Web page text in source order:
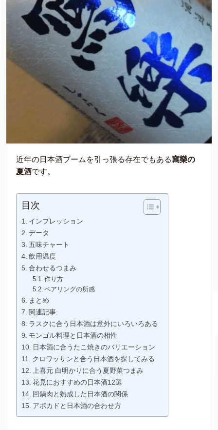
近年の日本酒ブームを引っ張る存在でもある寫樂の
夏酒です。
目次
インプレッション
データ
五味チャート
飲用温度
合わせるつまみ
作り方
ペアリングの所感
まとめ
関連記事:
ラスクに合う日本酒は意外にいろいろある
モンゴル料理と日本酒の相性
日本酒に合うたこ焼きのバリエーション
クロワッサンと合う日本酒を探してみる
上喜元 白明かりに合う夏野菜つまみ
花見におすすめの日本酒12選
回鍋肉と熟成した日本酒の関係
アボカドと日本酒の合わせ方